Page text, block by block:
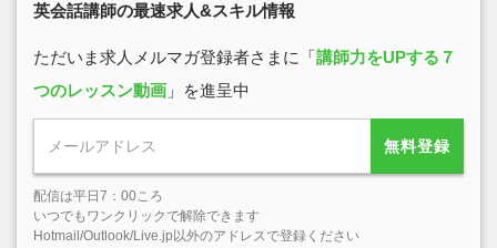
英会話講師の最速求人&スキル情報
ただいま求人メルマガ登録者さまに「講師力をUPする７
つのレッスン動画 」を進呈中
無料登録
配信は平日7：00ころ
いつでもワンクリックで解除できます
Hotmail/Outlook/Live.jp以外のアドレスで登録ください